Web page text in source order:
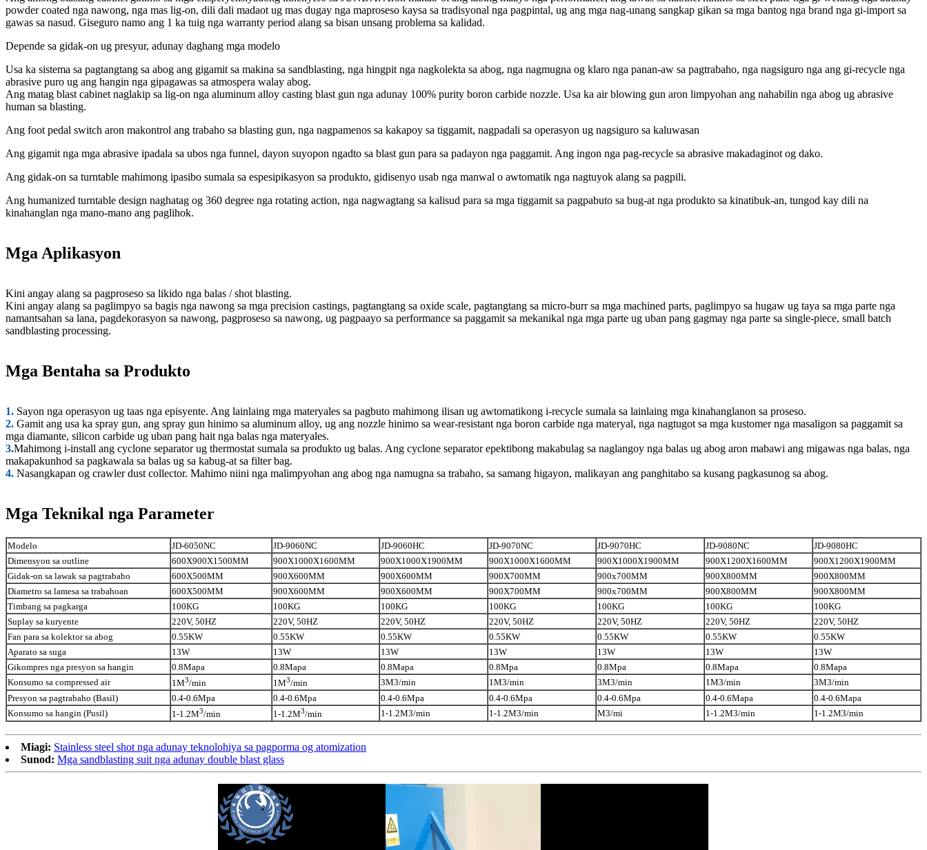
powder coated nga nawong, nga mas lig-on, dili dali madaot ug mas dugay nga maproseso kaysa sa tradisyonal nga pagpintal, ug ang mga nag-unang sangkap gikan sa mga bantog nga brand nga gi-import sa
gawas sa nasud. Giseguro namo ang 1 ka tuig nga warranty period alang sa bisan unsang problema sa kalidad.
Depende sa gidak-on ug presyur, adunay daghang mga modelo
Usa ka sistema sa pagtangtang sa abog ang gigamit sa makina sa sandblasting, nga hingpit nga nagkolekta sa abog, nga nagmugna og klaro nga panan-aw sa pagtrabaho, nga nagsiguro nga ang gi-recycle nga
abrasive puro ug ang hangin nga gipagawas sa atmospera walay abog.
Ang matag blast cabinet naglakip sa lig-on nga aluminum alloy casting blast gun nga adunay 100% purity boron carbide nozzle. Usa ka air blowing gun aron limpyohan ang nahabilin nga abog ug abrasive
human sa blasting.
Ang foot pedal switch aron makontrol ang trabaho sa blasting gun, nga nagpamenos sa kakapoy sa tiggamit, nagpadali sa operasyon ug nagsiguro sa kaluwasan
Ang gigamit nga mga abrasive ipadala sa ubos nga funnel, dayon suyopon ngadto sa blast gun para sa padayon nga paggamit. Ang ingon nga pag-recycle sa abrasive makadaginot og dako.
Ang gidak-on sa turntable mahimong ipasibo sumala sa espesipikasyon sa produkto, gidisenyo usab nga manwal o awtomatik nga nagtuyok alang sa pagpili.
Ang humanized turntable design naghatag og 360 degree nga rotating action, nga nagwagtang sa kalisud para sa mga tiggamit sa pagpabuto sa bug-at nga produkto sa kinatibuk-an, tungod kay dili na
kinahanglan nga mano-mano ang paglihok.
Mga Aplikasyon
Kini angay alang sa pagproseso sa likido nga balas / shot blasting.
Kini angay alang sa paglimpyo sa bagis nga nawong sa mga precision castings, pagtangtang sa oxide scale, pagtangtang sa micro-burr sa mga machined parts, paglimpyo sa hugaw ug taya sa mga parte nga
namantsahan sa lana, pagdekorasyon sa nawong, pagproseso sa nawong, ug pagpaayo sa performance sa paggamit sa mekanikal nga mga parte ug uban pang gagmay nga parte sa single-piece, small batch
sandblasting processing.
Mga Bentaha sa Produkto
1. Sayon nga operasyon ug taas nga episyente. Ang lainlaing mga materyales sa pagbuto mahimong ilisan ug awtomatikong i-recycle sumala sa lainlaing mga kinahanglanon sa proseso.
2. Gamit ang usa ka spray gun, ang spray gun hinimo sa aluminum alloy, ug ang nozzle hinimo sa wear-resistant nga boron carbide nga materyal, nga nagtugot sa mga kustomer nga masaligon sa paggamit sa
mga diamante, silicon carbide ug uban pang hait nga balas nga materyales.
3.Mahimong i-install ang cyclone separator ug thermostat sumala sa produkto ug balas. Ang cyclone separator epektibong makabulag sa naglangoy nga balas ug abog aron mabawi ang migawas nga balas, nga
makapakunhod sa pagkawala sa balas ug sa kabug-at sa filter bag.
4. Nasangkapan og crawler dust collector. Mahimo niini nga malimpyohan ang abog nga namugna sa trabaho, sa samang higayon, malikayan ang panghitabo sa kusang pagkasunog sa abog.
Mga Teknikal nga Parameter
Modelo JD-6050NC JD-9060NC JD-9060HC JD-9070NC JD-9070HC JD-9080NC
JD-9080HC
Dimensyon sa outline
600X900X1500MM 900X1000X1600MM 900X1000X1900MM 900X1000X1600MM 900X1000X1900MM 900X1200X1600MM
900X1200X1900MM
Gidak-on sa lawak sa pagtrabaho
600X500MM 900X600MM 900X600MM 900X700MM 900x700MM 900X800MM
900X800MM
Diametro sa lamesa sa trabahoan
600X500MM 900X600MM 900X600MM 900X700MM 900x700MM 900X800MM
900X800MM
Timbang sa pagkarga
100KG 100KG 100KG 100KG 100KG 100KG
100KG
Suplay sa kuryente
220V, 50HZ 220V, 50HZ 220V, 50HZ 220V, 50HZ 220V, 50HZ 220V, 50HZ
220V, 50HZ
Fan para sa kolektor sa abog
0.55KW 0.55KW 0.55KW 0.55KW 0.55KW 0.55KW
0.55KW
Aparato sa suga
13W 13W 13W 13W 13W 13W
13W
Gikompres nga presyon sa hangin
0.8Mapa 0.8Mapa 0.8Mapa 0.8Mpa 0.8Mpa 0.8Mapa
0.8Mapa
Konsumo sa compressed air
1M3/min 1M3/min 3M3/min 1M3/min 3M3/min 1M3/min
3M3/min
Presyon sa pagtrabaho (Basil)
0.4-0.6Mpa 0.4-0.6Mpa 0.4-0.6Mpa 0.4-0.6Mpa 0.4-0.6Mpa 0.4-0.6Mapa
0.4-0.6Mapa
Konsumo sa hangin (Pusil)
1-1.2M3/min 1-1.2M3/min 1-1.2M3/min 1-1.2M3/min M3/mi 1-1.2M3/min 1-1.2M3/min
Miagi: Stainless steel shot nga adunay teknolohiya sa pagporma og atomization
Sunod: Mga sandblasting suit nga adunay double blast glass